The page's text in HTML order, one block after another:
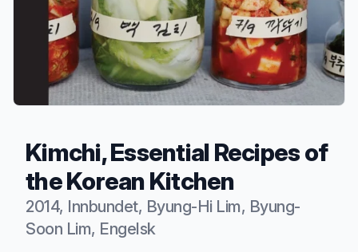
Kimchi, Essential Recipes of
the Korean Kitchen
2014, Innbundet, Byung-Hi Lim, Byung-
Soon Lim, Engelsk